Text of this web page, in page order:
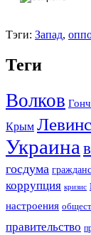
Тэги: Запад,
Теги
Волков
Крым
Украина
госдума
коррупция кризис
настроения
правительство